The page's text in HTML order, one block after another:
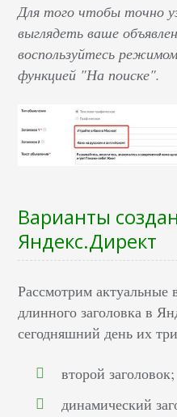
Для того чтобы точно
выглядеть ваше
воспользуйтесь
функцией "На поиске".
Варианты
Яндекс.Директ
Рассмотрим актуальные
длинного заголовка в
сегодняшний день их
второй заголовок;
динамический